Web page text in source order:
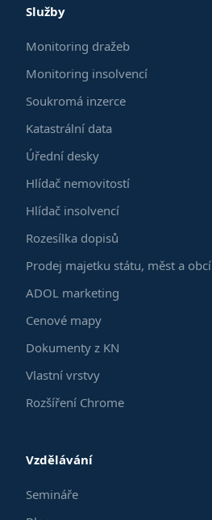
Služby
Monitoring dražeb
Monitoring insolvencí
Soukromá inzerce
Katastrální data
Úřední desky
Hlídač nemovitostí
Hlídač insolvencí
Rozesílka dopisů
Prodej majetku státu, měst a obcí
ADOL marketing
Cenové mapy
Dokumenty z KN
Vlastní vrstvy
Rozšíření Chrome
Vzdělávání
Semináře